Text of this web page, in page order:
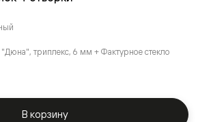
"Дюна", триплекс, 6 мм + Фактурное стекло
В корзину